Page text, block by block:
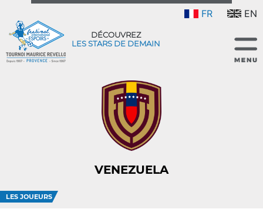
FR EN
DÉCOUVREZ
LES STARS DE DEMAIN
VENEZUELA
LES JOUEURS